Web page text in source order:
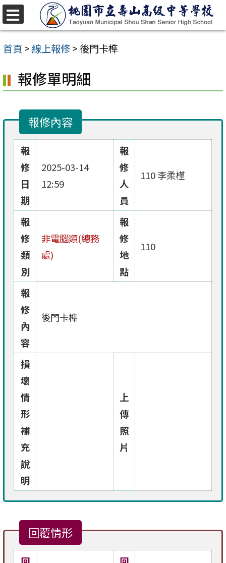
跳
至
主
內
容
首頁 >線上報修> 後門卡榫
報修單明細
報修內容
報
修
日
期
2025-03-14
12:59
報
修
人
員
110 李柔槿
報
修
類
別
非電腦類(總務
處)
報
修
地
點
110
報
修
內
容
後門卡榫
損
壞
情
形
補
充
說
明
上
傳
照
片
回覆情形
選
單